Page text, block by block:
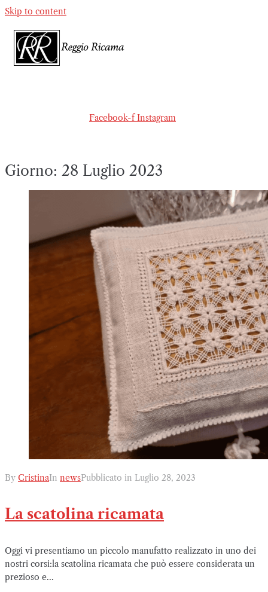
Skip to content
Facebook-f Instagram
Giorno: 28 Luglio 2023
By CristinaIn newsPubblicato in Luglio 28, 2023
La scatolina ricamata
Oggi vi presentiamo un piccolo manufatto realizzato in uno dei
nostri corsi:la scatolina ricamata che può essere considerata un
prezioso e...